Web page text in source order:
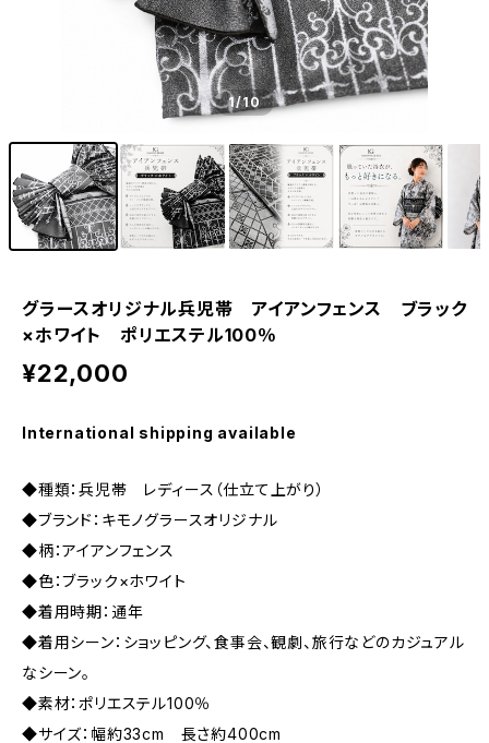
1/10
グラースオリジナル兵児帯 アイアンフェンス ブラック
×ホワイト ポリエステル100％
¥22,000
International shipping available
◆種類：兵児帯 レディース（仕立て上がり）
◆ブランド：キモノグラースオリジナル
◆柄：アイアンフェンス
◆色：ブラック×ホワイト
◆着用時期：通年
◆着用シーン：ショッピング、食事会、観劇、旅行などのカジュアル
なシーン。
◆素材：ポリエステル100％
◆サイズ：幅約33cm 長さ約400cm